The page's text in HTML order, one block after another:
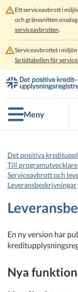
Ett serviceavbrott i
och gränssnitten
serviceavbrotten.
Serviceavbrottet i
Se tidtabellen för
Gå
direkt
till
innehållet
Gå
till
hela
webbplatsens
sökningMeny
Det positiva
Till programutvecklare
Serviceavbrott och
Leveransbeskrivningar
En ny version har
Nya